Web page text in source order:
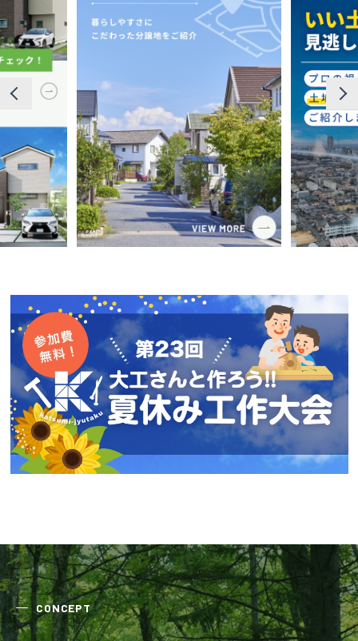
ZEH
ラインナップ
施工実績
イベント・見学会
モデルハウス紹介
お客様の声
会社案内
経営理念・
会社案内
スタッフ紹介
KATSUMIの
取り組み
採用情報
土地の上手な探し方
家づくりの資金計画
設計・施工品質管理
CONCEPT